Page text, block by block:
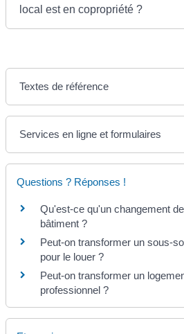
local est en copropriété ?
Textes de référence
Services en ligne et formulaires
Questions ? Réponses !
Qu'est-ce qu'un changement
bâtiment ?
Peut-on transformer un sous-
pour le louer ?
Peut-on transformer un
professionnel ?